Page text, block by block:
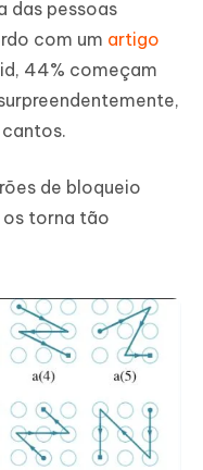
das pessoas
com um artigo
44% começam
de bloqueio
os torna tão